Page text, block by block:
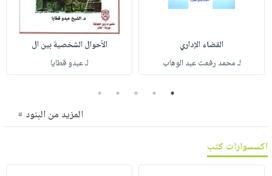
صابون
مناسبات
فيديوهات
طرحها
انشر
كتابك
تواصل
نشرة
الإصدارات
القضاء الإداري
لـ محمد رفعت عبد الوهاب
الأحوال الشخصية بين ال
لـ عبدو قطايا
1
2
3
4
5
المزيد من البنود »
اكسسوارات كتب